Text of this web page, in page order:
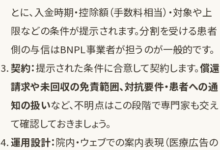
とに、入金時期・控除額（手数料相当）・対象や上
限などの条件が提示されます。分割を受ける患者
側の与信はBNPL事業者が担うのが一般的です。
契約：提示された条件に合意して契約します。償還
請求や未回収の免責範囲、対抗要件・患者への通
知の扱いなど、不明点はこの段階で専門家も交え
て確認しておきましょう。
運用設計：院内・ウェブでの案内表現（医療広告の